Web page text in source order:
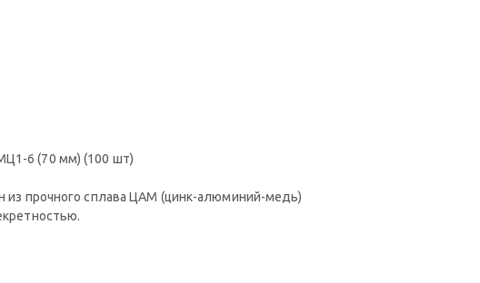
6 (70 мм) (100 шт)
из прочного сплава ЦАМ (цинк-алюминий-медь)